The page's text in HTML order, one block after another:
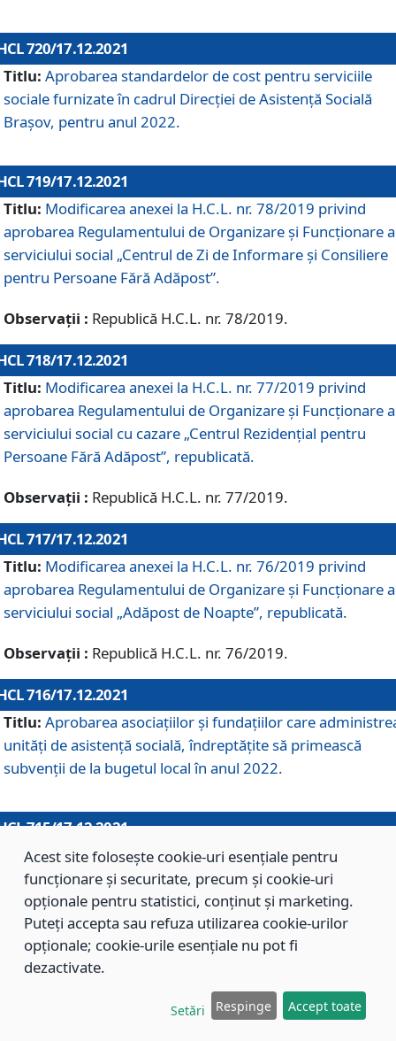
720/17.12.2021
Titlu: Aprobarea standardelor de cost pentru serviciile
sociale furnizate în cadrul Direcției de Asistență Socială
Brașov, pentru anul 2022.
719/17.12.2021
Titlu: Modificarea anexei la H.C.L. nr. 78/2019 privind
aprobarea Regulamentului de Organizare și Funcționare
serviciului social „Centrul de Zi de Informare şi Consiliere
pentru Persoane Fără Adăpost”.
Observații : Republică H.C.L. nr. 78/2019.
718/17.12.2021
Titlu: Modificarea anexei la H.C.L. nr. 77/2019 privind
aprobarea Regulamentului de Organizare și Funcționare
serviciului social cu cazare „Centrul Rezidențial pentru
Persoane Fără Adăpost”, republicată.
Observații : Republică H.C.L. nr. 77/2019.
717/17.12.2021
Titlu: Modificarea anexei la H.C.L. nr. 76/2019 privind
aprobarea Regulamentului de Organizare şi Funcționare
serviciului social „Adăpost de Noapte”, republicată.
Observații : Republică H.C.L. nr. 76/2019.
716/17.12.2021
Titlu: Aprobarea asociaţiilor şi fundaţiilor care
unităţi de asistenţă socială, îndreptăţite să primească
subvenţii de la bugetul local în anul 2022.
715/17.12.2021
Titlu: Aprobarea Planului de acţiuni sau lucrări de interes
local pentru anul 2022.
714/17.12.2021
Titlu: Modificarea Anexei la H.C.L. nr. 709/2020 privind
aprobarea Regulamentului de Organizare şi Funcţionare
Direcţiei de Asistenţă Socială Braşov.
Acest site folosește cookie-uri esențiale pentru
funcționare și securitate, precum și cookie-uri
opționale pentru statistici, conținut și marketing.
Puteți accepta sau refuza utilizarea cookie-urilor
opționale; cookie-urile esențiale nu pot fi
dezactivate.
Setări Respinge Accept toate